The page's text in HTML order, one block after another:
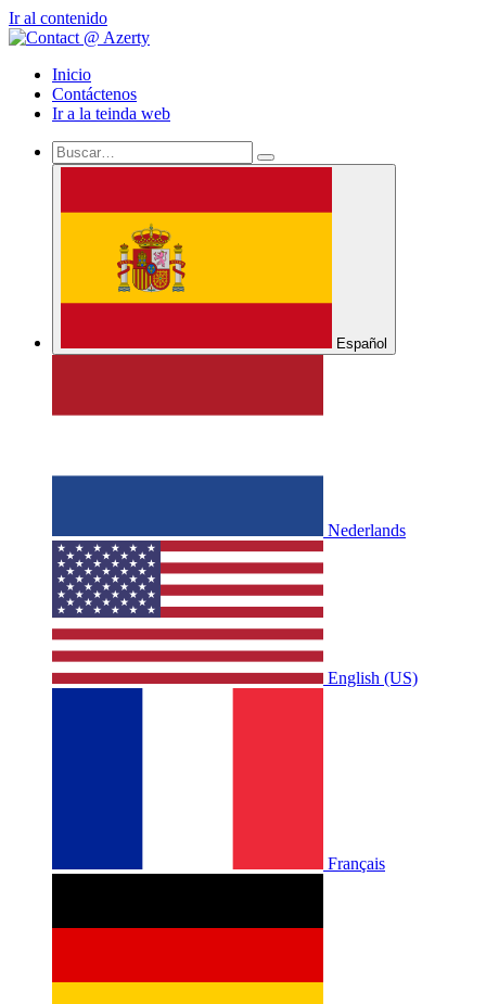
Ir al contenido
Inicio
Contáctenos
Ir a la teinda web
Español
Nederlands
English (US)
Français